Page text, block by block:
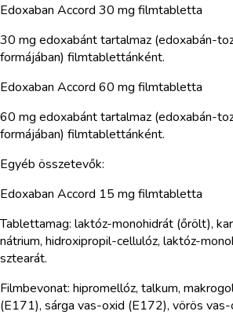
Edoxaban Accord 30 mg filmtabletta
30 mg edoxabánt tartalmaz (edoxabán-
formájában) filmtablettánként.
Edoxaban Accord 60 mg filmtabletta
60 mg edoxabánt tartalmaz (edoxabán-
formájában) filmtablettánként.
Egyéb összetevők:
Edoxaban Accord 15 mg filmtabletta
Tablettamag: laktóz-monohidrát (őrölt),
nátrium, hidroxipropil-cellulóz, laktóz-
sztearát.
Filmbevonat: hipromellóz, talkum,
(E171), sárga vas-oxid (E172), vörös